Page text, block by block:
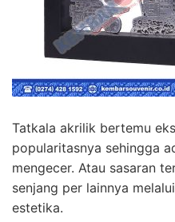
Tatkala akrilik bertemu
popularitasnya sehingga
mengecer. Atau sasaran
senjang per lainnya
estetika.